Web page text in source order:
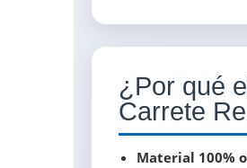
¿Por qué
Carrete
Material 100%